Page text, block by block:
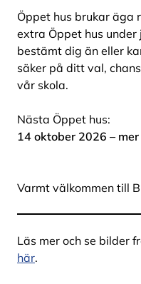
Öppet hus brukar äga
extra Öppet hus
bestämt dig än eller
säker på ditt val,
vår skola.
Nästa Öppet hus:
14 oktober 2026 –
Varmt välkommen till
Läs mer och se bilder
här.